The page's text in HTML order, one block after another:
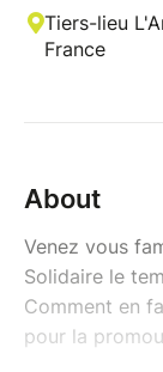
Tiers-lieu
France
About
Venez vous
Solidaire le
Comment en
pour la